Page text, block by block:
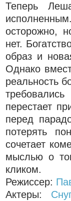
Теперь
осторожно,
нет.
образ и
Однако
реальность
перестает
перед
потерять
сочетает
мыслью о
кликом.
Режиссер:
Актеры: